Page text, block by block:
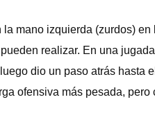
mano izquierda (zurdos)
realizar. En una
dio un paso atrás hasta
ofensiva más pesada,